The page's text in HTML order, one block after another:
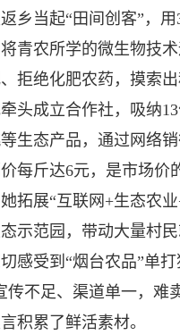
乡当起“田间创客”，
青农所学的微生物技术
拒绝化肥农药，摸索出
头成立合作社，吸纳
生态产品，通过网络
每斤达6元，是市场价
拓展“互联网+生态农
示范园，带动大量村
感受到“烟台农品”单打
传不足、渠道单一，难
积累了鲜活素材。